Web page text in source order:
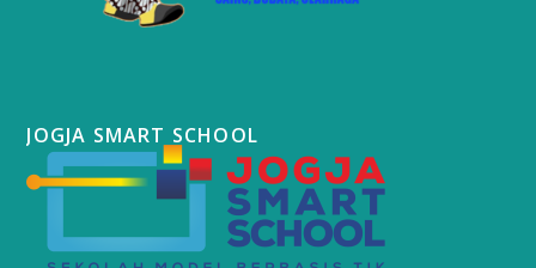
JOGJA SMART SCHOOL